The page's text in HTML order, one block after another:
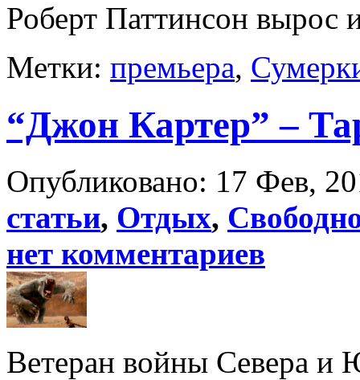
Роберт Паттинсон вырос
Метки: премьера,
“Джон Картер” –
Опубликовано: 17 Фев,
статьи, Отдых,
нет комментариев
Ветеран войны Севера и